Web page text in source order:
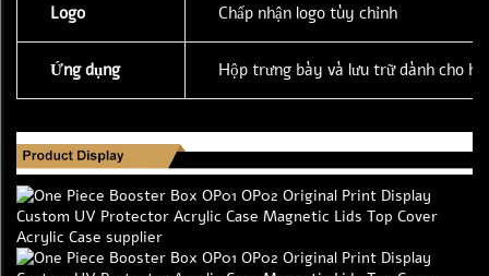
Logo Chấp nhận logo tùy chỉnh
Ứng dụng Hộp trưng bày và lưu trữ dành cho